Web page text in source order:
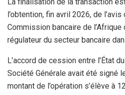
l’obtention, fin avril 2026, de
Commission bancaire de l’Afrique
régulateur du secteur bancaire
L’accord de cession entre l’État
Société Générale avait été signé
montant de l’opération s’élève à